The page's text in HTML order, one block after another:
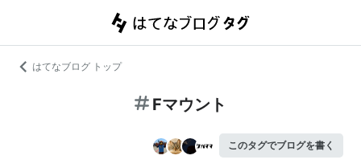
はてなブログ トップ
Fマウント
このタグでブログを書く